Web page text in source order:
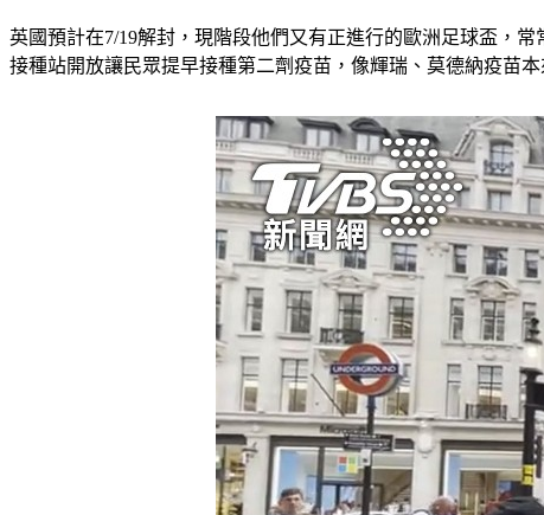
英國預計在7/19解封，現階段他們又有正進行的歐洲足球盃，
接種站開放讓民眾提早接種第二劑疫苗，像輝瑞、莫德納疫苗